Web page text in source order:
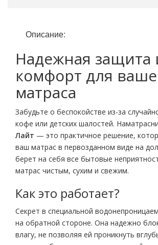
Описание:
Надежная защита
комфорт для
матраса
Забудьте о беспокойстве из-за
кофе или детских шалостей.
Лайт — это практичное решение,
ваш матрас в первозданном виде на
берет на себя все бытовые
матрас чистым, сухим и свежим.
Как это работает?
Секрет в специальной
на обратной стороне. Она надежно
влагу, не позволяя ей проникнуть